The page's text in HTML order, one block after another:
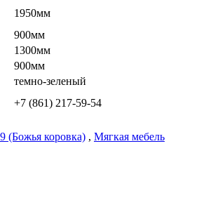
1950мм
900мм
1300мм
900мм
темно-зеленый
+7 (861) 217-59-54
(Божья коровка) , Мягкая мебель